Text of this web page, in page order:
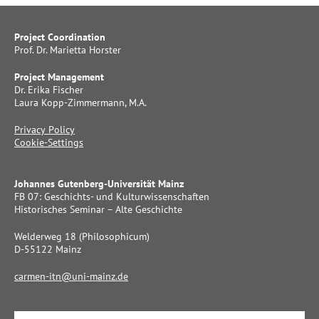
Project Coordination
Prof. Dr. Marietta Horster
Project Management
Dr. Erika Fischer
Laura Kopp-Zimmermann, M.A.
Privacy Policy
Cookie-Settings
Johannes Gutenberg-Universität Mainz
FB 07: Geschichts- und Kulturwissenschaften
Historisches Seminar – Alte Geschichte
Welderweg 18 (Philosophicum)
D-55122 Mainz
carmen-itn@uni-mainz.de